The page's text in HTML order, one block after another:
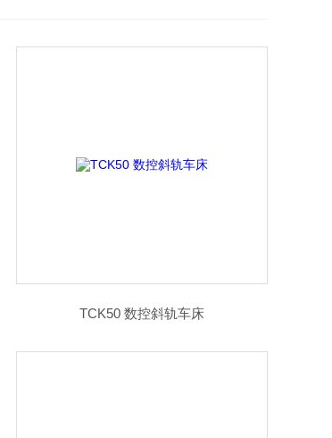
TCK50 数控斜轨车床